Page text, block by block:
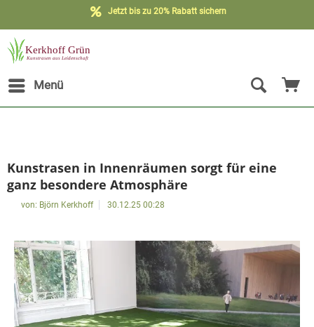
Jetzt bis zu 20% Rabatt sichern
Menü
Kunstrasen in Innenräumen sorgt für eine
ganz besondere Atmosphäre
von: Björn Kerkhoff 30.12.25 00:28